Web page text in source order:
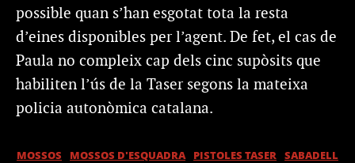
possible quan s’han esgotat tota la resta
d’eines disponibles per l’agent. De fet, el cas de
Paula no compleix cap dels cinc supòsits que
habiliten l’ús de la Taser segons la mateixa
policia autonòmica catalana.
MOSSOS MOSSOS D'ESQUADRA PISTOLES TASER SABADELL